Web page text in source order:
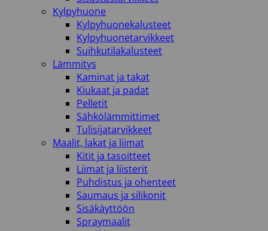
Kylpyhuone
Kylpyhuonekalusteet
Kylpyhuonetarvikkeet
Suihkutilakalusteet
Lämmitys
Kaminat ja takat
Kiukaat ja padat
Pelletit
Sähkölämmittimet
Tulisijatarvikkeet
Maalit, lakat ja liimat
Kitit ja tasoitteet
Liimat ja liisterit
Puhdistus ja ohenteet
Saumaus ja silikonit
Sisäkäyttöön
Spraymaalit